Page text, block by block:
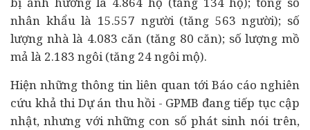
nhân khẩu là 15.557 người (tăng 563 người); số
lượng nhà là 4.083 căn (tăng 80 căn); số lượng mồ
mả là 2.183 ngôi (tăng 24 ngôi mộ).
Hiện những thông tin liên quan tới Báo cáo nghiên
cứu khả thi Dự án thu hồi - GPMB đang tiếp tục cập
nhật, nhưng với những con số phát sinh nói trên,